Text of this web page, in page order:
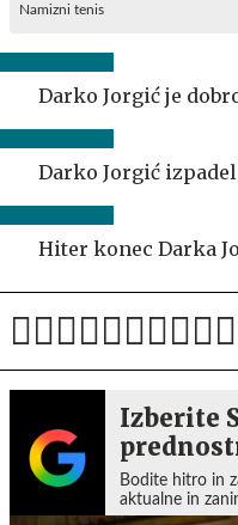
Namizni tenis
Darko Jorgić je
Darko Jorgić
Hiter konec Darka
Izberite
Bodite hitro in
aktualne in